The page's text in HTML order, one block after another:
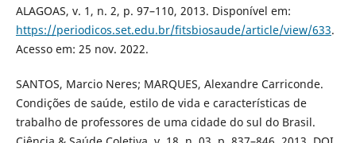
ALAGOAS, v. 1, n. 2, p. 97–110, 2013. Disponível em:
https://periodicos.set.edu.br/fitsbiosaude/article/view/633.
Acesso em: 25 nov. 2022.
SANTOS, Marcio Neres; MARQUES, Alexandre Carriconde.
Condições de saúde, estilo de vida e características de
trabalho de professores de uma cidade do sul do Brasil.